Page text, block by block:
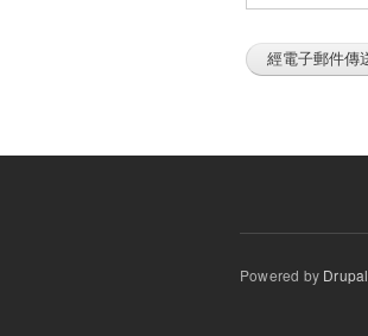
Powered by Drupal